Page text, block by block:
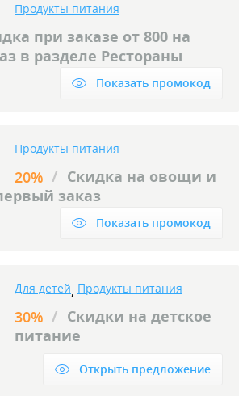
Продукты питания
при заказе от 800 на
в разделе Рестораны
Показать промокод
Продукты питания
20% / Скидка на овощи и
заказ
Показать промокод
Для детей, Продукты питания
30% / Скидки на детское
питание
Открыть предложение